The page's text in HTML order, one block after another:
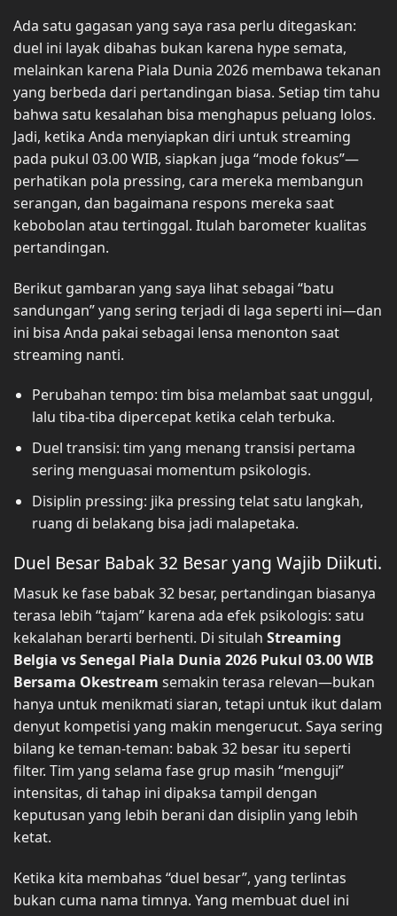
Ada satu gagasan yang saya rasa perlu ditegaskan:
duel ini layak dibahas bukan karena hype semata,
melainkan karena Piala Dunia 2026 membawa tekanan
yang berbeda dari pertandingan biasa. Setiap tim tahu
bahwa satu kesalahan bisa menghapus peluang lolos.
Jadi, ketika Anda menyiapkan diri untuk streaming
pada pukul 03.00 WIB, siapkan juga “mode fokus”—
perhatikan pola pressing, cara mereka membangun
serangan, dan bagaimana respons mereka saat
kebobolan atau tertinggal. Itulah barometer kualitas
pertandingan.
Berikut gambaran yang saya lihat sebagai “batu
sandungan” yang sering terjadi di laga seperti ini—dan
ini bisa Anda pakai sebagai lensa menonton saat
streaming nanti.
Perubahan tempo: tim bisa melambat saat unggul,
lalu tiba-tiba dipercepat ketika celah terbuka.
Duel transisi: tim yang menang transisi pertama
sering menguasai momentum psikologis.
Disiplin pressing: jika pressing telat satu langkah,
ruang di belakang bisa jadi malapetaka.
Duel Besar Babak 32 Besar yang Wajib Diikuti.
Masuk ke fase babak 32 besar, pertandingan biasanya
terasa lebih “tajam” karena ada efek psikologis: satu
kekalahan berarti berhenti. Di situlah Streaming
Belgia vs Senegal Piala Dunia 2026 Pukul 03.00 WIB
Bersama Okestream semakin terasa relevan—bukan
hanya untuk menikmati siaran, tetapi untuk ikut dalam
denyut kompetisi yang makin mengerucut. Saya sering
bilang ke teman-teman: babak 32 besar itu seperti
filter. Tim yang selama fase grup masih “menguji”
intensitas, di tahap ini dipaksa tampil dengan
keputusan yang lebih berani dan disiplin yang lebih
ketat.
Ketika kita membahas “duel besar”, yang terlintas
bukan cuma nama timnya. Yang membuat duel ini